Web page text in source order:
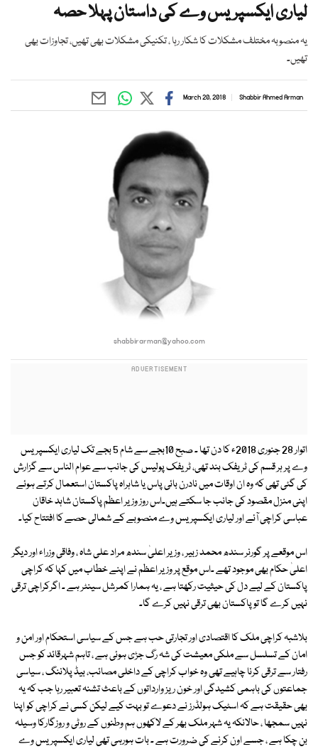
لیاری ایکسپریس وے کی داستان پہلا حصہ
یہ منصوبہ مختلف مشکلات کا شکار رہا ، تکنیکی مشکلات بھی تھیں، تجاوزات بھی
تھیں۔
Shabbir Ahmed Arman
March 20, 2018
shabbirarman@yahoo.com
اتوار 28 جنوری 2018ء کا دن تھا ۔ صبح 10بجے سے شام 5 بجے تک لیاری ایکسپریس
وے پر ہر قسم کی ٹریفک بند تھی، ٹر یفک پولیس کی جانب سے عوام الناس سے گزارش
کی گئی تھی کہ وہ ان اوقات میں نادرن بائی پاس یا شاہراہ پاکستان استعمال کرتے ہوئے
اپنی منزل مقصود کی جانب جا سکتے ہیں۔اس روز وزیر اعظم پاکستان شاہد خاقان
عباسی کراچی آئے اور لیاری ایکسپریس وے منصوبے کے شمالی حصے کا افتتاح کیا۔
اس موقعے پر گورنر سندھ محمد زبیر ، وزیر اعلیٰ سندھ مراد علی شاہ ، وفاقی وزراء اور دیگر
اعلیٰ حکام بھی موجود تھے ۔اس موقع پر وزیر اعظم نے اپنے خطاب میں کہا کہ کراچی
پاکستان کے لیے دل کی حیثیت رکھتا ہے ، یہ ہمارا کمرشل سینٹر ہے ۔ اگرکراچی ترقی
نہیں کرے گا تو پاکستان بھی ترقی نہیں کرے گا۔
بلاشبہ کراچی ملک کا اقتصادی اور تجارتی حب ہے جس کے سیاسی استحکام اور امن و
امان کے تسلسل سے ملکی معیشت کی شہ رگ جڑی ہوئی ہے ، تاہم شہرقائد کو جس
رفتار سے ترقی کرنا چاہیے تھی وہ خواب کراچی کے داخلی مصائب، بیڈ پلاننگ ، سیاسی
جماعتوں کی باہمی کشیدگی اور خون ریز وارداتوں کے باعث تشنہ تعبیر رہا جب کہ یہ
بھی حقیقت ہے کہ اسٹیک ہولڈرز نے دعوے تو بہت کیے لیکن کسی نے کراچی کو اپنا
نہیں سمجھا ، حالانکہ یہ شہر ملک بھر کے لاکھوں ہم وطنوں کے روٹی و روزگارکا وسیلہ
بن چکا ہے ، جسے اون کرنے کی ضرورت ہے ۔ بات ہورہی تھی لیاری ایکسپریس وے